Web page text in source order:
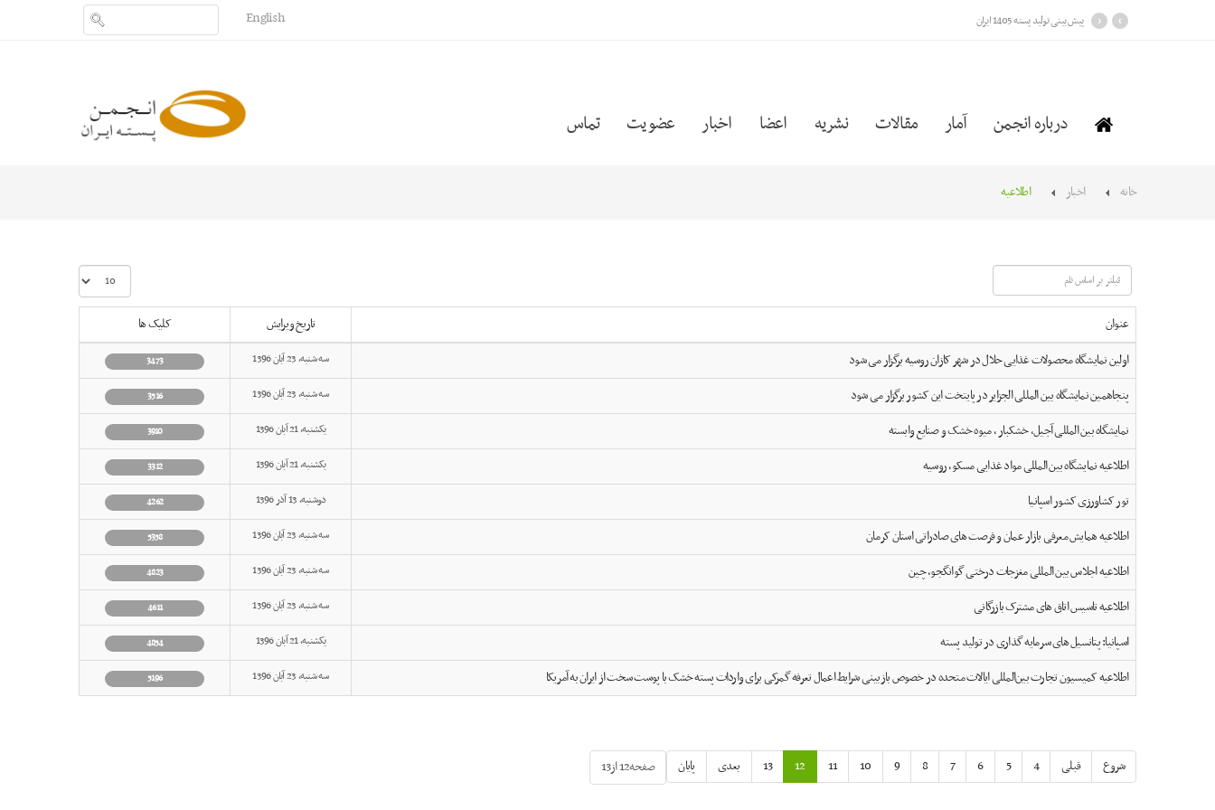
پیش بینی تولید پسته 1405 ایران ›
‹
English
درباره انجمن آمار مقالات نشریه اعضا اخبار عضویت تماس
خانه اخبار اطلاعیه
فیلتر
بر
اساس
نام
نمایش
#
عنوان
تاریخ ویرایش
کلیک ها
اولین نمایشگاه محصولات غذایی حلال در شهر کازان روسیه برگزار می شود
سه شنبه, 23 آبان 1396 3473
پنجاهمین نمایشگاه بین المللی الجزایر در پایتخت این کشور برگزار می شود سه شنبه, 23 آبان 1396 3516
نمایشگاه بین المللی آجیل, خشکبار , میوه خشک و صنایع وابسته یکشنبه, 21 آبان 1396 3910
اطلاعیه نمایشگاه بین المللی مواد غذایی مسکو، روسیه یکشنبه, 21 آبان 1396 3312
تور کشاورزی کشور اسپانیا دوشنبه, 13 آذر 1396 4262
اطلاعیه همایش معرفی بازار عمان و فرصت های صادراتی استان کرمان سه شنبه, 23 آبان 1396 5358
اطلاعیه اجلاس بین المللی مغزجات درختی گوانگجو، چین سه شنبه, 23 آبان 1396 4823
اطلاعیه تاسیس اتاق های مشترک بازرگانی سه شنبه, 23 آبان 1396 4611
اسپانیا: پتانسیل های سرمایه گذاری در تولید پسته یکشنبه, 21 آبان 1396 4854
اطلاعیه کمیسیون تجارت بین‌المللی ایالات متحده در خصوص بازبینی شرایط اعمال تعرفه گمرکی برای واردات پسته خشک با پوست سخت از ایران به آمریکا سه شنبه, 23 آبان 1396 5196
صفحه12 از13 شروع قبلی 4
5
6
7
8
9
10
11
12
13 بعدی پایان